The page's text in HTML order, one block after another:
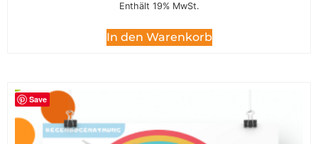
Enthält 19% MwSt.
In den Warenkorb
Save